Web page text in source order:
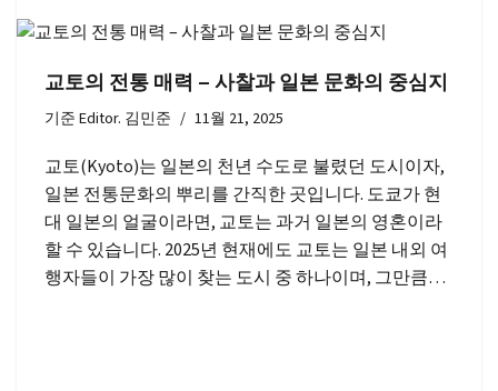
교토의 전통 매력 – 사찰과 일본 문화의 중심지
기준Editor. 김민준 11월 21, 2025
교토(Kyoto)는 일본의 천년 수도로 불렸던 도시이자,
일본 전통문화의 뿌리를 간직한 곳입니다. 도쿄가 현
대 일본의 얼굴이라면, 교토는 과거 일본의 영혼이라
할 수 있습니다. 2025년 현재에도 교토는 일본 내외 여
행자들이 가장 많이 찾는 도시 중 하나이며, 그만큼…